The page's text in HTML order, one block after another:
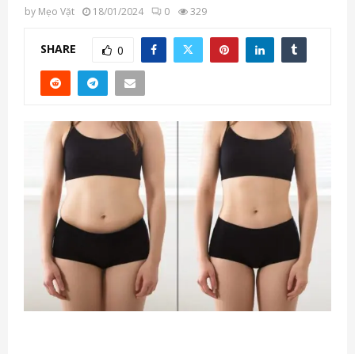
by Mẹo Vặt 18/01/2024 0 329
SHARE 0